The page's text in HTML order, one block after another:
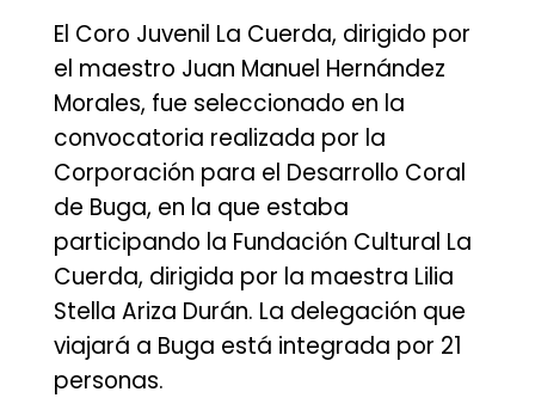
El Coro Juvenil La Cuerda, dirigido por
el maestro Juan Manuel Hernández
Morales, fue seleccionado en la
convocatoria realizada por la
Corporación para el Desarrollo Coral
de Buga, en la que estaba
participando la Fundación Cultural La
Cuerda, dirigida por la maestra Lilia
Stella Ariza Durán. La delegación que
viajará a Buga está integrada por 21
personas.